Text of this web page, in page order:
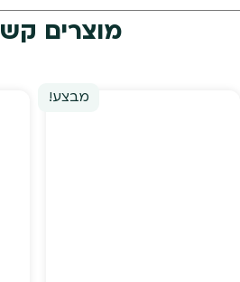
מוצרים
מבצע!